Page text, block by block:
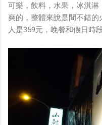
可樂，飲料，水果，冰淇淋
爽的，整體來說是間不錯
人是359元，晚餐和假日時